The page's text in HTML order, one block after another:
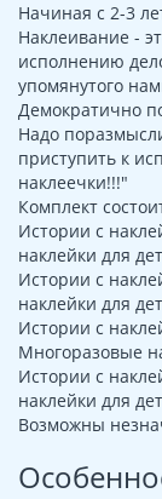
Начиная с 2-3
Наклеивание -
исполнению
упомянутого
Демократично
Надо
приступить к
наклеечки!!!"
Комплект
Истории с
наклейки для
Истории с
наклейки для
Истории с
Многоразовые
Истории с
наклейки для
Возможны